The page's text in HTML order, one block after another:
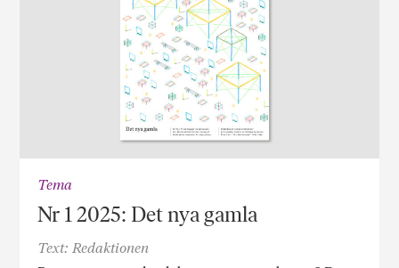
Tema
Nr 1 2025: Det nya gamla
Text: Redaktionen